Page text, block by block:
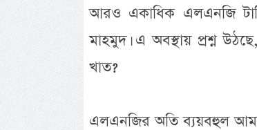
আরও একাধিক এলএনজি
মাহমুদ। এ অবস্থায় প্রশ্ন
খাত?
এলএনজির অতি ব্যয়বহুল